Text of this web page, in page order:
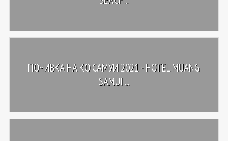
ПОЧИВКА НА КО САМУИ 2021 - HOTEL MUANG
SAMUI ...